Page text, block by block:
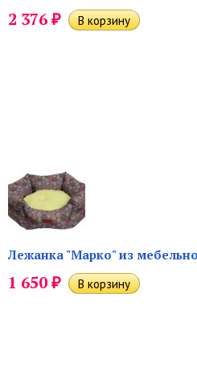
2 376₽
Лежанка "Марко" из
1 650₽